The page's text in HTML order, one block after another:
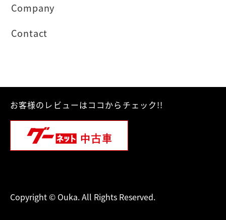
Company
Contact
お客様のレビューはココからチェック!!
Copyright © Ouka. All Rights Reserved.